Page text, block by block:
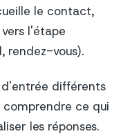
le contact,
l'étape
rendez-vous).
d'entrée différents
ce qui
les réponses.